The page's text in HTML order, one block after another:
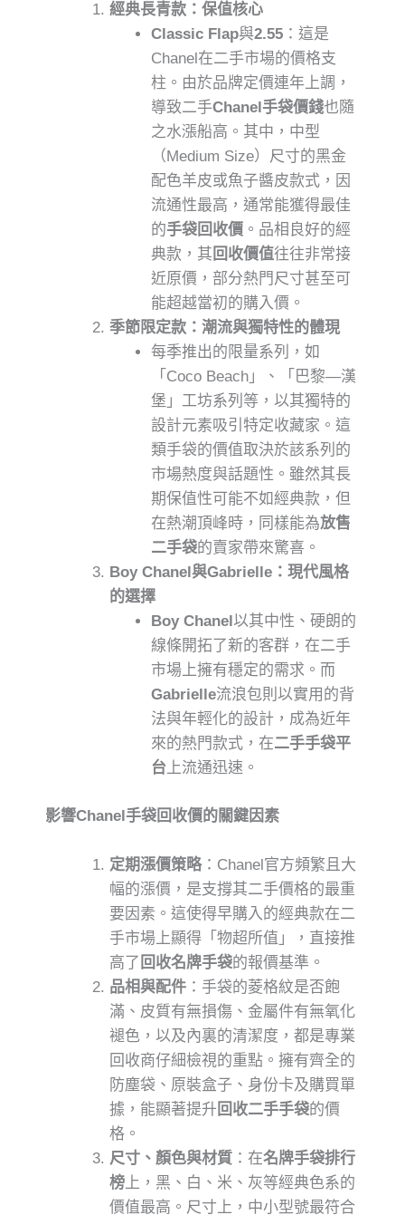
經典長青款：保值核心
Classic Flap與2.55：這是
Chanel在二手市場的價格支
柱。由於品牌定價連年上調，
導致二手Chanel手袋價錢也隨
之水漲船高。其中，中型
（Medium Size）尺寸的黑金
配色羊皮或魚子醬皮款式，因
流通性最高，通常能獲得最佳
的手袋回收價。品相良好的經
典款，其 回收價值往往非常接
近原價，部分熱門尺寸甚至可
能超越當初的購入價。
季節限定款：潮流與獨特性的體現
每季推出的限量系列，如
「Coco Beach」、「巴黎—漢
堡」工坊系列等，以其獨特的
設計元素吸引特定收藏家。這
類手袋的價值取決於該系列的
市場熱度與話題性。雖然其長
期保值性可能不如經典款，但
在熱潮頂峰時，同樣能為放售
二手袋的賣家帶來驚喜。
Boy Chanel與Gabrielle：現代風格
的選擇
Boy Chanel 以其中性、硬朗的
線條開拓了新的客群，在二手
市場上擁有穩定的需求。而
Gabrielle流浪包則以實用的背
法與年輕化的設計，成為近年
來的熱門款式，在二手手袋平
台上流通迅速。
影響Chanel手袋回收價的關鍵因素
定期漲價策略：Chanel官方頻繁且大
幅的漲價，是支撐其二手價格的最重
要因素。這使得早購入的經典款在二
手市場上顯得「物超所值」，直接推
高了 回收名牌手袋的報價基準。
品相與配件 ：手袋的菱格紋是否飽
滿、皮質有無損傷、金屬件有無氧化
褪色，以及內裏的清潔度，都是專業
回收商仔細檢視的重點。擁有齊全的
防塵袋、原裝盒子、身份卡及購買單
據，能顯著提升 回收二手手袋的價
格。
尺寸、顏色與材質 ：在名牌手袋排行
榜上，黑、白、米、灰等經典色系的
價值最高。尺寸上，中小型號最符合